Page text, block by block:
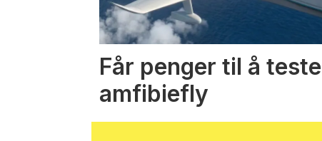
Får penger til å teste
amfibiefly